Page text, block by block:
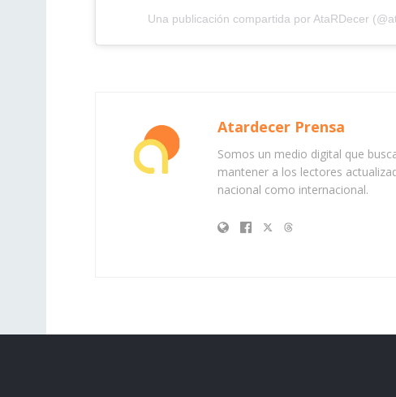
Una publicación compartida por AtaRDecer
Atardecer Prensa
Somos un medio digital que
mantener a los lectores
nacional como internacional.